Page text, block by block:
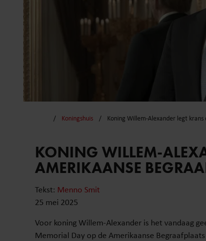
Koningshuis Koning Willem-Alexander legt
KONING WILLEM-
AMERIKAANSE
Tekst: Menno Smit
25 mei 2025
Voor koning Willem-Alexander is het vandaag
Memorial Day op de Amerikaanse